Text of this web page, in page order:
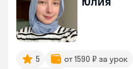
5 от 1590 ₽ за урок